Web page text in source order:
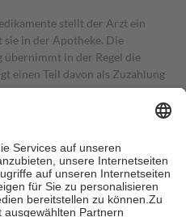
stellt der Arzt ein
sie in der Apotheke. Die
übernimmt in der Regel die
einen Teil davon als Zuzahlung
in Höhe von zehn
nie mehr als die tatsächlichen
auch für Online-Apotheken.
beträgt die
sowie zehn Euro je